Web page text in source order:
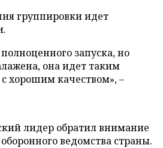
группировки идет
запуска, но
она идет таким
хорошим качеством», –
лидер обратил внимание
ведомства страны.